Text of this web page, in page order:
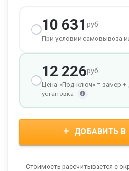
10 631 руб.
При условии самовывоза
12 226руб.
Цена «Под ключ» = замер +
установка
ДОБАВИТЬ В
Стоимость рассчитывается с